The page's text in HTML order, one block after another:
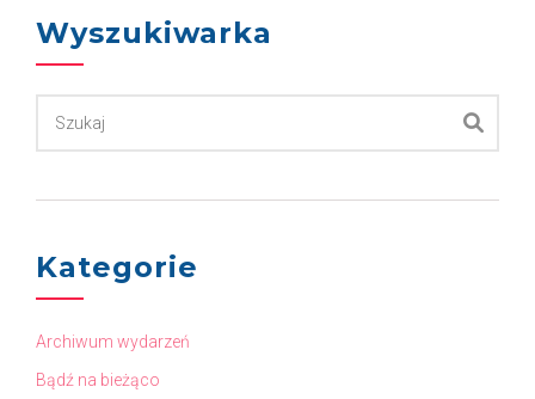
Wyszukiwarka
Kategorie
Archiwum wydarzeń
Bądź na bieżąco